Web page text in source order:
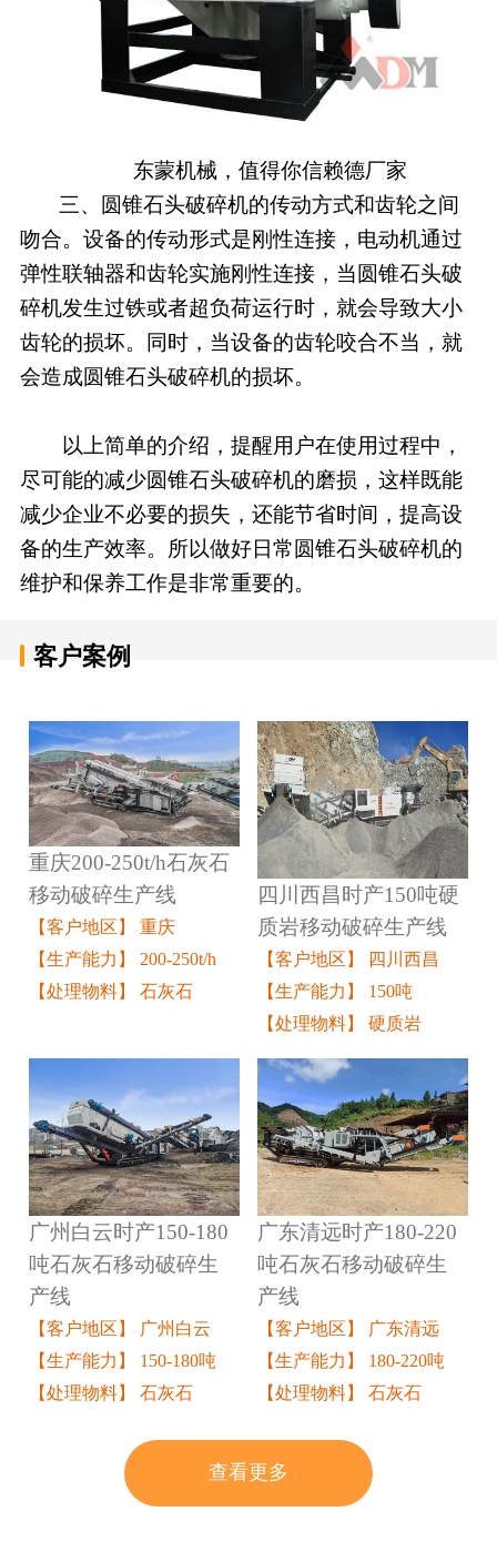
东蒙机械，值得你信赖德厂家
三、圆锥石头破碎机的传动方式和齿轮之间
吻合。设备的传动形式是刚性连接，电动机通过
弹性联轴器和齿轮实施刚性连接，当圆锥石头破
碎机发生过铁或者超负荷运行时，就会导致大小
齿轮的损坏。同时，当设备的齿轮咬合不当，就
会造成圆锥石头破碎机的损坏。
以上简单的介绍，提醒用户在使用过程中，
尽可能的减少圆锥石头破碎机的磨损，这样既能
减少企业不必要的损失，还能节省时间，提高设
备的生产效率。所以做好日常圆锥石头破碎机的
维护和保养工作是非常重要的。
客户案例
重庆200-250t/h石灰石
移动破碎生产线
【客户地区】 重庆
【生产能力】 200-250t/h
【处理物料】 石灰石
四川西昌时产150吨硬
质岩移动破碎生产线
【客户地区】 四川西昌
【生产能力】 150吨
【处理物料】 硬质岩
广州白云时产150-180
吨石灰石移动破碎生
产线
【客户地区】 广州白云
【生产能力】 150-180吨
【处理物料】 石灰石
广东清远时产180-220
吨石灰石移动破碎生
产线
【客户地区】 广东清远
【生产能力】 180-220吨
【处理物料】 石灰石
查看更多